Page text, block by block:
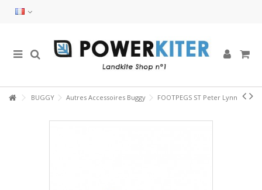
BUGGY Autres Accessoires Buggy FOOTPEGS ST Peter Lynn